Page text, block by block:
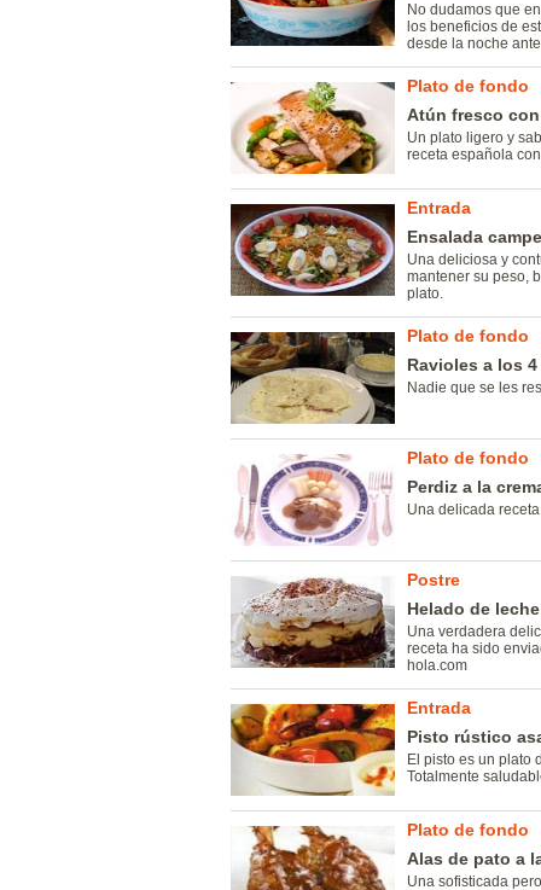
No dudamos que
los beneficios de
desde la noche
Plato de fondo
Atún fresco
Un plato ligero y
receta española
Entrada
Ensalada
Una deliciosa y
mantener su peso,
plato.
Plato de fondo
Ravioles a los
Nadie que se les
Plato de fondo
Perdiz a la
Una delicada
Postre
Helado de
Una verdadera
receta ha sido
hola.com
Entrada
Pisto rústico
El pisto es un plato
Totalmente
Plato de fondo
Alas de pato a
Una sofisticada